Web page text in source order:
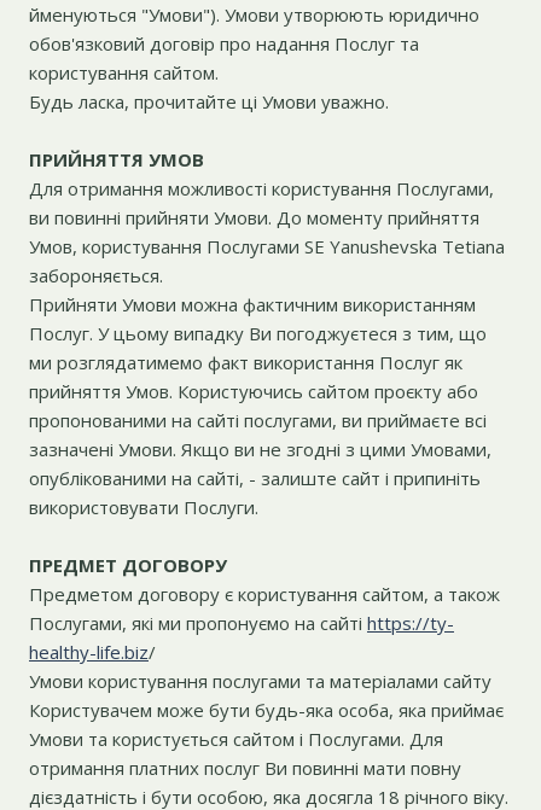
йменуються "Умови"). Умови утворюють юридично
обов'язковий договір про надання Послуг та
користування сайтом.
Будь ласка, прочитайте ці Умови уважно.
ПРИЙНЯТТЯ УМОВ
Для отримання можливості користування Послугами,
ви повинні прийняти Умови. До моменту прийняття
Умов, користування Послугами SE Yanushevska Tetiana
забороняється.
Прийняти Умови можна фактичним використанням
Послуг. У цьому випадку Ви погоджуєтеся з тим, що
ми розглядатимемо факт використання Послуг як
прийняття Умов. Користуючись сайтом проєкту або
пропонованими на сайті послугами, ви приймаєте всі
зазначені Умови. Якщо ви не згодні з цими Умовами,
опублікованими на сайті, - залиште сайт і припиніть
використовувати Послуги.
ПРЕДМЕТ ДОГОВОРУ
Предметом договору є користування сайтом, а також
Послугами, які ми пропонуємо на сайті https://ty-
healthy-life.biz/
Умови користування послугами та матеріалами сайту
Користувачем може бути будь-яка особа, яка приймає
Умови та користується сайтом і Послугами. Для
отримання платних послуг Ви повинні мати повну
дієздатність і бути особою, яка досягла 18 річного віку.